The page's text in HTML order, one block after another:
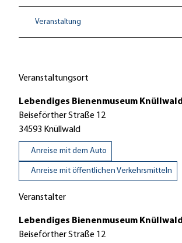
Veranstaltung
Veranstaltungsort
Lebendiges Bienenmuseum Knüllwald
Beiseförther Straße 12
34593 Knüllwald
Anreise mit dem Auto
Anreise mit öffentlichen Verkehrsmitteln
Veranstalter
Lebendiges Bienenmuseum Knüllwald
Beiseförther Straße 12